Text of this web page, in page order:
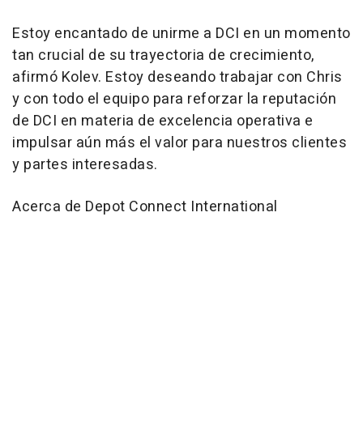
Estoy encantado de unirme a DCI en un momento
tan crucial de su trayectoria de crecimiento,
afirmó Kolev. Estoy deseando trabajar con Chris
y con todo el equipo para reforzar la reputación
de DCI en materia de excelencia operativa e
impulsar aún más el valor para nuestros clientes
y partes interesadas.
Acerca de Depot Connect International